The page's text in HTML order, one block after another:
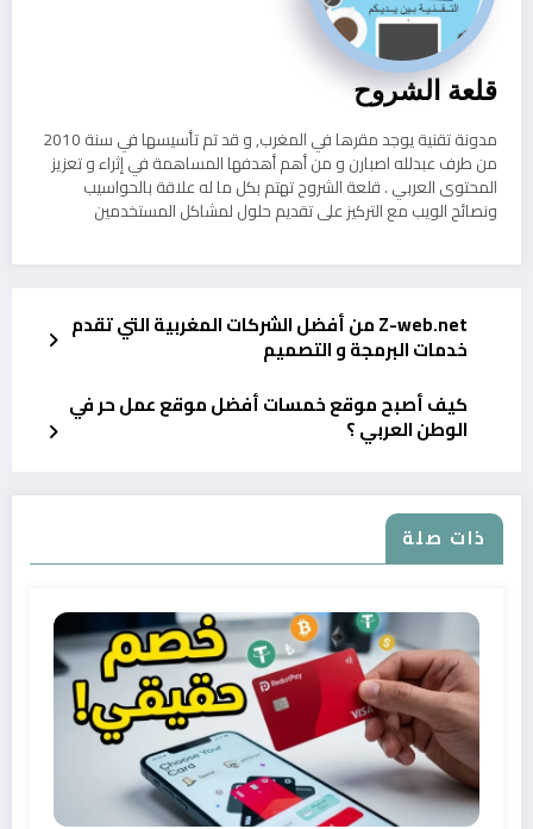
قلعة الشروح
مدونة تقنية يوجد مقرها في المغرب, و قد تم تأسيسها في سنة 2010
من طرف عبدلله اصبارن و من أهم أهدفها المساهمة في إثراء و تعزيز
المحتوى العربي . قلعة الشروح تهتم بكل ما له علاقة بالحواسيب
ونصائح الويب مع التركيز على تقديم حلول لمشاكل المستخدمين
Z-web.net من أفضل الشركات المغربية التي تقدم
خدمات البرمجة و التصميم
كيف أصبح موقع خمسات أفضل موقع عمل حر في
الوطن العربي ؟
ذات صلة